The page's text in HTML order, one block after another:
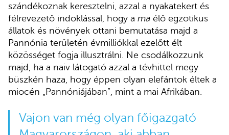
szándékoznak keresztelni, azzal a nyakatekert és
félrevezető indoklással, hogy a ma élő egzotikus
állatok és növények ottani bemutatása majd a
Pannónia területén évmilliókkal ezelőtt élt
közösséget fogja illusztrálni. Ne csodálkozzunk
majd, ha a naiv látogató azzal a tévhittel megy
büszkén haza, hogy éppen olyan elefántok éltek a
miocén „Pannóniájában”, mint a mai Afrikában.
Vajon van még olyan főigazgató